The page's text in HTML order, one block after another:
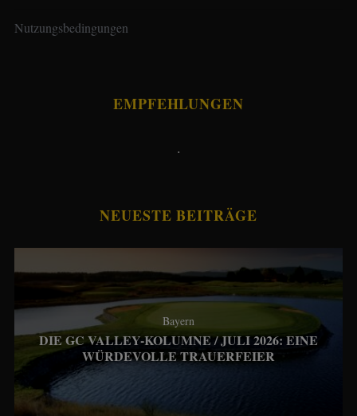
Nutzungsbedingungen
EMPFEHLUNGEN
.
NEUESTE BEITRÄGE
Bayern
DIE GC VALLEY-KOLUMNE / JULI 2026: EINE
WÜRDEVOLLE TRAUERFEIER